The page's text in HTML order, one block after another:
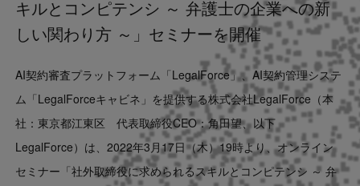
Recruit
LegalOn Now
Contact
US website
キルとコンピテンシ ～ 弁護士の企業への新
しい関わり方 ～」セミナーを開催
AI契約審査プラットフォーム「LegalForce」、AI契約管理システ
ム「LegalForceキャビネ」を提供する株式会社LegalForce（本
社：東京都江東区 代表取締役CEO：角田望、以下
LegalForce）は、2022年3月17日（木）19時より、オンライン
セミナー「社外取締役に求められるスキルとコンピテンシ ～ 弁